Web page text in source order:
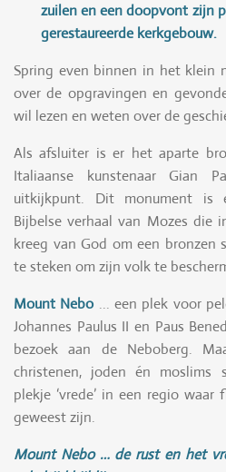
zuilen en een doopvont zijn
gerestaureerde kerkgebouw.
Spring even binnen in het klein
over de opgravingen en
wil lezen en weten over de
Als afsluiter is er het aparte
Italiaanse kunstenaar Gian
uitkijkpunt. Dit monument is
Bijbelse verhaal van Mozes die
kreeg van God om een bronzen
te steken om zijn volk te
Mount Nebo... een plek voor
Johannes Paulus II en Paus
bezoek aan de Neboberg.
christenen, joden én moslims
plekje ‘vrede’ in een regio
geweest zijn.
Mount Nebo … de rust en het